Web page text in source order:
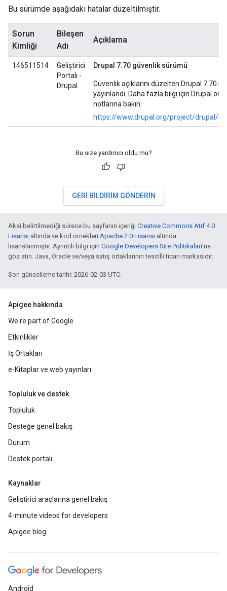
Bu sürümde aşağıdaki hatalar düzeltilmiştir.
Sorun
Kimliği
Bileşen
Adı
Açıklama
146511514
Geliştirici
Portalı -
Drupal
Drupal 7.70 güvenlik sürümü
Güvenlik açıklarını düzelten Drupal 7.70
yayınlandı. Daha fazla bilgi için Drupal.org
notlarına bakın:
https://www.drupal.org/project/drupal/
Bu size yardımcı oldu mu?
GERI BILDIRIM GÖNDERIN
Aksi belirtilmediği sürece bu sayfanın içeriği Creative Commons Atıf 4.0
Lisansı altında ve kod örnekleri Apache 2.0 Lisansı altında
lisanslanmıştır. Ayrıntılı bilgi için Google Developers Site Politikaları'na
göz atın. Java, Oracle ve/veya satış ortaklarının tescilli ticari markasıdır.
Son güncelleme tarihi: 2026-02-03 UTC.
Apigee hakkında
We're part of Google
Etkinlikler
İş Ortakları
e-Kitaplar ve web yayınları
Topluluk ve destek
Topluluk
Desteğe genel bakış
Durum
Destek portalı
Kaynaklar
Geliştirici araçlarına genel bakış
4-minute videos for developers
Apigee blog
Android